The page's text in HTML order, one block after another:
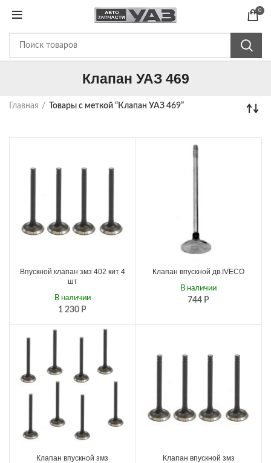
0
Клапан УАЗ 469
Главная Товары с меткой “Клапан УАЗ 469”
Впускной клапан змз 402 кит 4
шт
1 230 Р
В наличии
Клапан впускной дв.IVECO
744 Р
В наличии
Клапан впускной змз
Клапан впускной змз